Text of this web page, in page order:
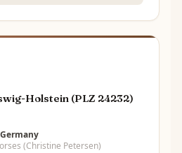
Holstein (PLZ 24232)
(Christine Petersen)